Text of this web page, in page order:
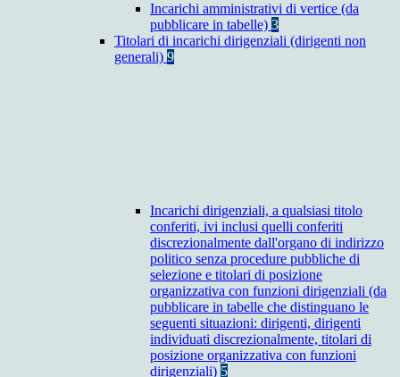
Incarichi amministrativi di vertice (da
pubblicare in tabelle) 3
Titolari di incarichi dirigenziali (dirigenti non
generali) 9
Incarichi dirigenziali, a qualsiasi titolo
conferiti, ivi inclusi quelli conferiti
discrezionalmente dall'organo di indirizzo
politico senza procedure pubbliche di
selezione e titolari di posizione
organizzativa con funzioni dirigenziali (da
pubblicare in tabelle che distinguano le
seguenti situazioni: dirigenti, dirigenti
individuati discrezionalmente, titolari di
posizione organizzativa con funzioni
dirigenziali) 5